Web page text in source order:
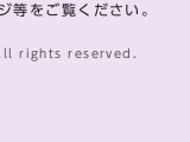
等をご覧ください。
rights reserved.